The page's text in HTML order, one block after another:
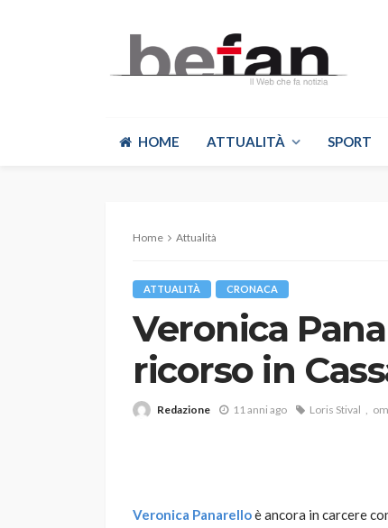
HOME ATTUALITÀ SPORT
Home Attualità
ATTUALITÀ CRONACA
Veronica
ricorso in
Redazione 11 anni ago Loris Stival
Veronica Panarelloè ancora in carcere